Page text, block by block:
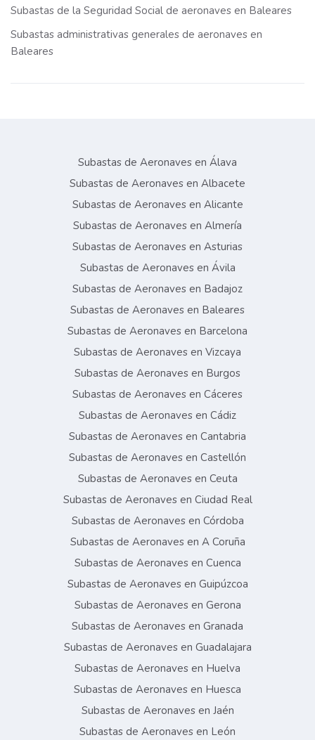
Subastas de la Seguridad Social de aeronaves en Baleares
Subastas administrativas generales de aeronaves en
Baleares
Subastas de Aeronaves en Álava
Subastas de Aeronaves en Albacete
Subastas de Aeronaves en Alicante
Subastas de Aeronaves en Almería
Subastas de Aeronaves en Asturias
Subastas de Aeronaves en Ávila
Subastas de Aeronaves en Badajoz
Subastas de Aeronaves en Baleares
Subastas de Aeronaves en Barcelona
Subastas de Aeronaves en Vizcaya
Subastas de Aeronaves en Burgos
Subastas de Aeronaves en Cáceres
Subastas de Aeronaves en Cádiz
Subastas de Aeronaves en Cantabria
Subastas de Aeronaves en Castellón
Subastas de Aeronaves en Ceuta
Subastas de Aeronaves en Ciudad Real
Subastas de Aeronaves en Córdoba
Subastas de Aeronaves en A Coruña
Subastas de Aeronaves en Cuenca
Subastas de Aeronaves en Guipúzcoa
Subastas de Aeronaves en Gerona
Subastas de Aeronaves en Granada
Subastas de Aeronaves en Guadalajara
Subastas de Aeronaves en Huelva
Subastas de Aeronaves en Huesca
Subastas de Aeronaves en Jaén
Subastas de Aeronaves en León